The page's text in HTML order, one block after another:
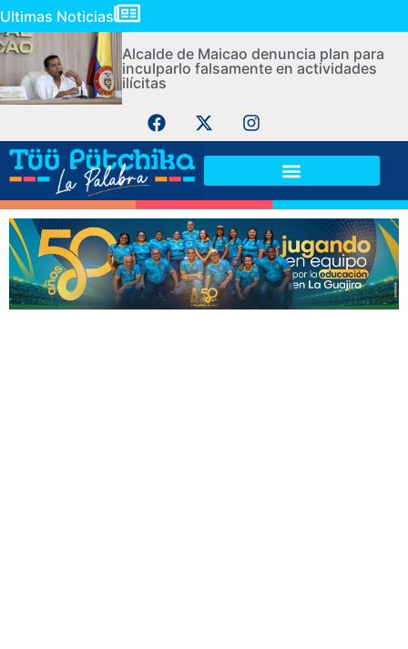
Ultimas Noticias
Alcalde de Maicao denuncia plan para
inculparlo falsamente en actividades
ilícitas